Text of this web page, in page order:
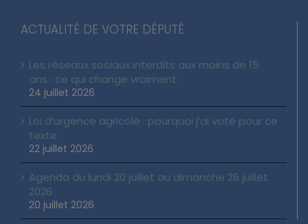
ACTUALITÉ DE VOTRE DÉPUTÉ
Les réseaux sociaux interdits aux moins de 15
ans : ce qui change vraiment
24 juillet 2026
Loi d’urgence agricole : pourquoi j’ai voté pour ce
texte
22 juillet 2026
Agenda du lundi 20 juillet au dimanche 26 juillet
2026
20 juillet 2026